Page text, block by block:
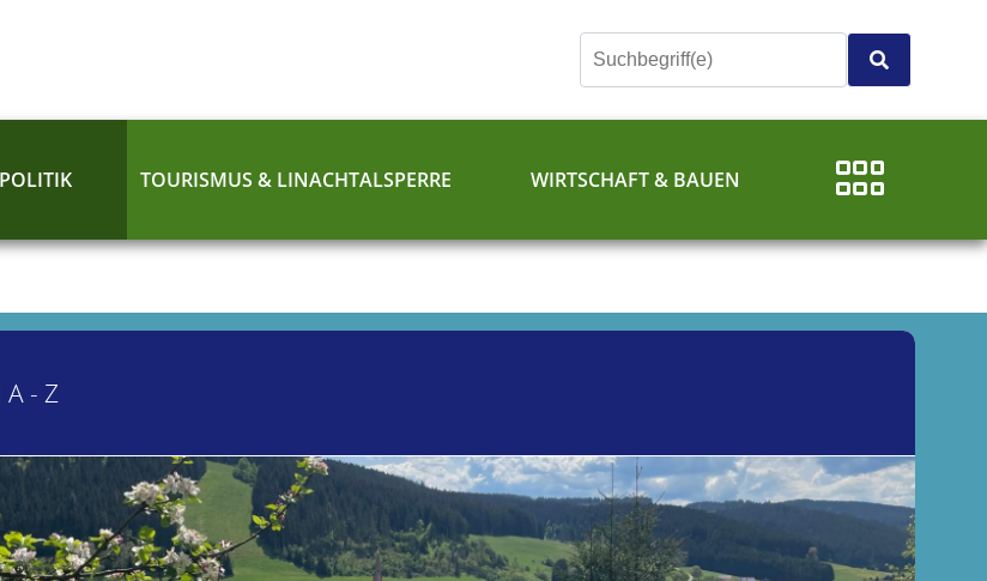
TOURISMUS & LINACHTALSPERRE WIRTSCHAFT & BAUEN
A - Z